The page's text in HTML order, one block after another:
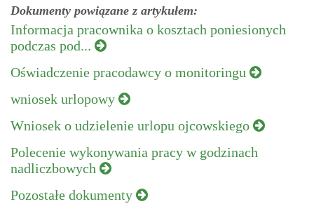
Dokumenty powiązane z artykułem:
Informacja pracownika o kosztach poniesionych
podczas pod...
Oświadczenie pracodawcy o monitoringu
wniosek urlopowy
Wniosek o udzielenie urlopu ojcowskiego
Polecenie wykonywania pracy w godzinach
nadliczbowych
Pozostałe dokumenty